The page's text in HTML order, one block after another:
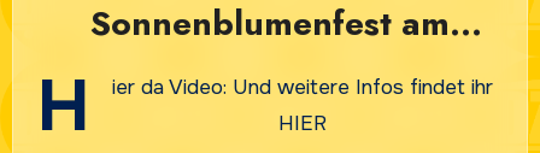
Sonnenblumenfest am
13.09.2025 in Neubeckum
H
ier da Video: Und weitere Infos findet ihr
HIER